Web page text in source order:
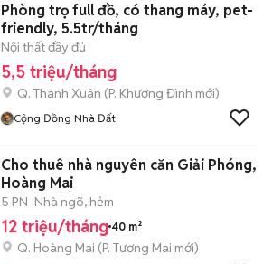
Phòng trọ full đồ, có thang máy, pet-
friendly, 5.5tr/tháng
Nội thất đầy đủ
5,5 triệu/tháng
Q. Thanh Xuân (P. Khương Đình mới)
Cộng Đồng Nhà Đất
Cho thuê nhà nguyên căn Giải Phóng,
Hoàng Mai
5 PN Nhà ngõ, hẻm
12 triệu/tháng 40 m²
Q. Hoàng Mai (P. Tương Mai mới)